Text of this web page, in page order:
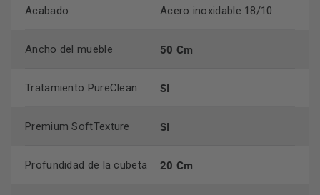
fregaderos de acero inoxidable.
La
tecnología SilentSmart
ruido hasta un 50% cuando el agua cae.
y además, proporciona una mayor ergonomía y
Acabado Acero inoxidable 18/10
Ancho del mueble 50 Cm
Tratamiento PureClean SI
Premium SoftTexture SI
Profundidad de la cubeta 20 Cm